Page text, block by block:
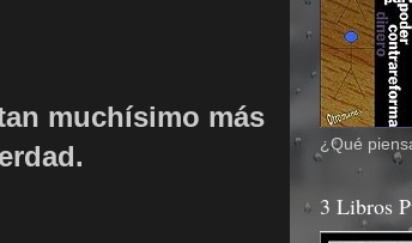
muchísimo más
¿Qué
3 Libros